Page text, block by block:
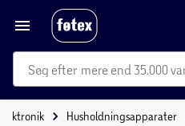
mere end 35.000
Husholdningsapparater